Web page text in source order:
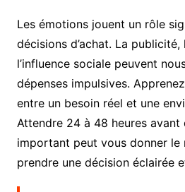
Les émotions jouent un rôle
décisions d’achat. La
l’influence sociale peuvent
dépenses impulsives.
entre un besoin réel et une
Attendre 24 à 48 heures avant
important peut vous donner le
prendre une décision éclairée